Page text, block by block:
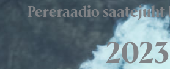
Pereraadio saatejuht
2023